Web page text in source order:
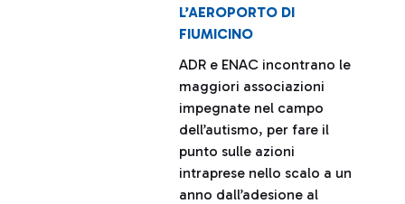
L’AEROPORTO DI
FIUMICINO
ADR e ENAC incontrano le
maggiori associazioni
impegnate nel campo
dell’autismo, per fare il
punto sulle azioni
intraprese nello scalo a un
anno dall’adesione al